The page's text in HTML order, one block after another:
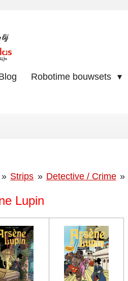
Robotime bouwsets
» Strips » Detective / Crime »
Lupin